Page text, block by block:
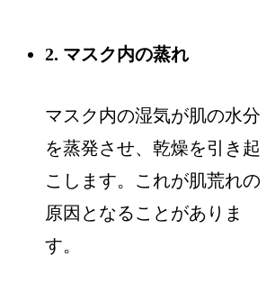
2. マスク内の蒸れ
マスク内の湿気が肌の水分
を蒸発させ、乾燥を引き起
こします。これが肌荒れの
原因となることがありま
す。